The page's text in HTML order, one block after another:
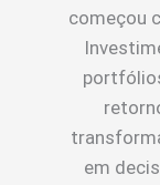
começou
em